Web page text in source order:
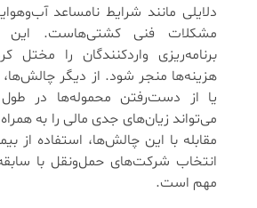
دلایلی مانند شرایط نامساعد
مشکلات فنی کشتی‌هاست. این
برنامه‌ریزی واردکنندگان را مختل
هزینه‌ها منجر شود. از دیگر
یا از دست‌رفتن محموله‌ها در
می‌تواند زیان‌های جدی مالی را به
مقابله با این چالش‌ها، استفاده از
انتخاب شرکت‌های حمل‌ونقل با
مهم است.